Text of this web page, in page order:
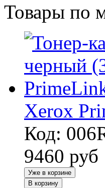
Товары по
Xerox
Код:
9460 руб
Уже в корзине
В корзину